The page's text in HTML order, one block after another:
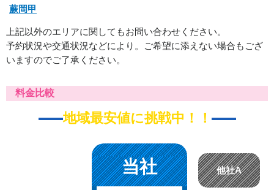
蕨岡甲
上記以外のエリアに関してもお問い合わせください。
予約状況や交通状況などにより。ご希望に添えない場合もござ
いますのでご了承ください。
料金比較
地域最安値に挑戦中！！
当社 他社A